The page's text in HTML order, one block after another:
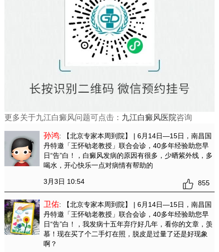
更多关于九江白癜风问题可点击： 九江白癜风医院咨询
孙鸿: 【北京专家本周到院】 | 6月14日—15日，南昌国
丹特邀「王怀劬老教授」联合会诊，40多年经验助您早
日“告”白！
，白癜风发病的原因有很多，少晒紫外线，多
喝水，开心快乐一点对病情有帮助的
3月3日 10:54 855
卫佑: 【北京专家本周到院】 | 6月14日—15日，南昌国
丹特邀「王怀劬老教授」联合会诊，40多年经验助您早
日“告”白！
，我发病十五年弃疗好几年，看你的文章，羡
慕！现在买了个二手灯在照，脱皮是过量了还是好现象
啊？